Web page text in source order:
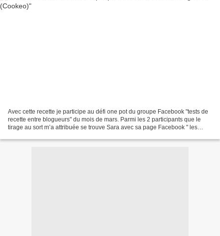
Avec cette recette je participe au défi one pot du groupe Facebook "tests de
recette entre blogueurs" du mois de mars. Parmi les 2 participants que le
tirage au sort m’a attribuée se trouve Sara avec sa page Facebook " les